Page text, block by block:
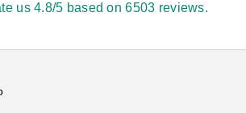
us 4.8/5 based on 6503 reviews.